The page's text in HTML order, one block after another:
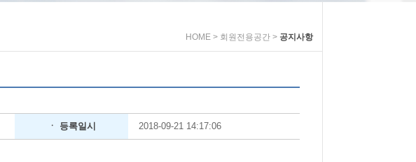
HOME > 회원전용공간 > 공지사항
ㆍ 등록일시 2018-09-21 14:17:06